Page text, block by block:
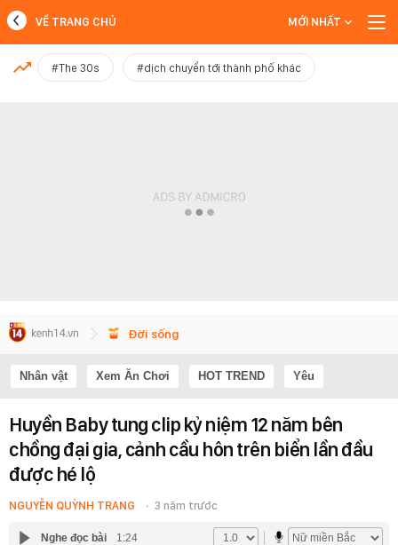
MỚI NHẤT
VỀ TRANG CHỦ MỚI NHẤT
#The 30s #dịch chuyển tới thành phố khác
Đời sống
Nhân vật Xem Ăn Chơi HOT TREND Yêu
Huyền Baby tung clip kỷ niệm 12 năm bên
chồng đại gia, cảnh cầu hôn trên biển lần đầu
được hé lộ
NGUYỄN QUỲNH TRANG 3 năm trước
Nghe đọc bài 1:24